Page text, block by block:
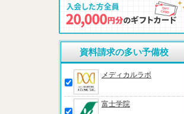
資料請求の多い予備校
メディカルラボ
富士学院